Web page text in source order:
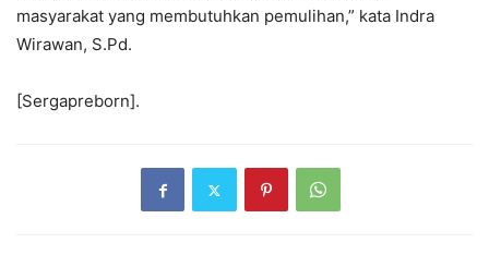
masyarakat yang membutuhkan pemulihan,” kata Indra
Wirawan, S.Pd.
[Sergapreborn].